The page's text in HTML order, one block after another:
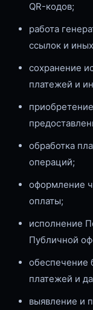
QR-кодов;
работа
ссылок и
сохранение
платежей и
обработка
операций;
оформление
оплаты;
исполнение
Публичной
обеспечение
платежей и
выявление и